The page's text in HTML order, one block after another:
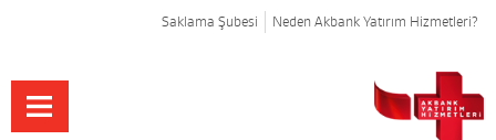
Saklama Şubesi Neden Akbank Yatırım Hizmetleri?